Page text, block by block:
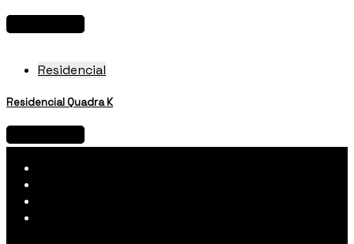
Residencial
Residencial Quadra K